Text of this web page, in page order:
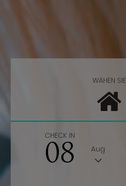
WÄHEN SIE
CHECK IN
08 Aug